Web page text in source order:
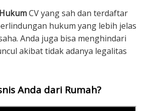
CV yang sah dan terdaftar
hukum yang lebih jelas
Anda juga bisa menghindari
akibat tidak adanya legalitas
Anda dari Rumah?